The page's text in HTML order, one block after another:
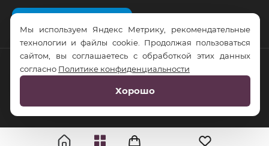
© RusTrus. 2011-2026. Все права защищены
RS Digital
Мы используем Яндекс Метрику, рекомендательные
технологии и файлы cookie. Продолжая пользоваться
сайтом, вы соглашаетесь с обработкой этих данных
согласно Политике конфиденциальности
Хорошо